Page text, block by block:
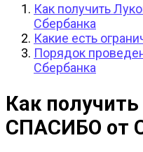
Как получить
Сбербанка
Какие есть
Порядок
Сбербанка
Как
СПАСИБО от